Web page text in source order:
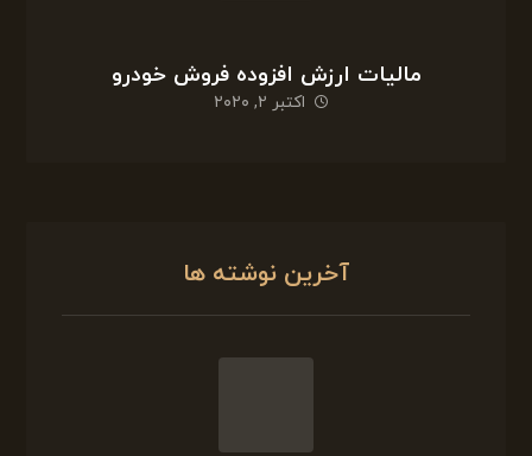
مالیات ارزش افزوده فروش خودرو
اکتبر ۲, ۲۰۲۰
آخرین نوشته ها